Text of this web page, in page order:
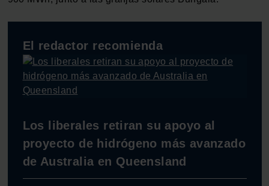
El redactor recomienda
Los liberales retiran su apoyo al
proyecto de hidrógeno más avanzado
de Australia en Queensland